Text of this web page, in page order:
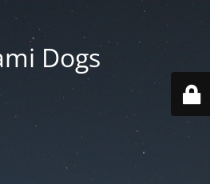
Dogs